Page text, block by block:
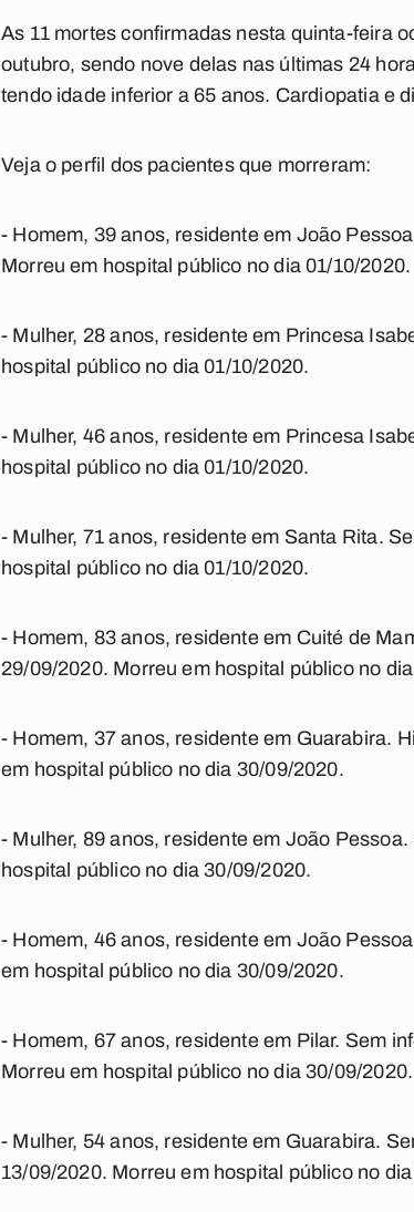
As 11 mortes confirmadas nesta quinta-feira
outubro, sendo nove delas nas últimas 24
tendo idade inferior a 65 anos. Cardiopatia e
Veja o perfil dos pacientes que morreram:
- Homem, 39 anos, residente em João
Morreu em hospital público no dia 01/10/2020.
- Mulher, 28 anos, residente em Princesa
hospital público no dia 01/10/2020.
- Mulher, 46 anos, residente em Princesa
hospital público no dia 01/10/2020.
- Mulher, 71 anos, residente em Santa Rita.
hospital público no dia 01/10/2020.
- Homem, 83 anos, residente em Cuité de
29/09/2020. Morreu em hospital público no
- Homem, 37 anos, residente em Guarabira.
em hospital público no dia 30/09/2020.
- Mulher, 89 anos, residente em João
hospital público no dia 30/09/2020.
- Homem, 46 anos, residente em João
em hospital público no dia 30/09/2020.
- Homem, 67 anos, residente em Pilar. Sem
Morreu em hospital público no dia 30/09/2020.
- Mulher, 54 anos, residente em Guarabira.
13/09/2020. Morreu em hospital público no